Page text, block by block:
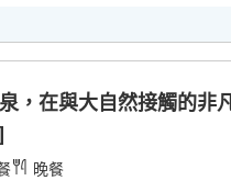
，在與大自然接觸的非
晚餐